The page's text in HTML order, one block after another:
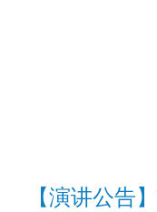
【演讲公告】